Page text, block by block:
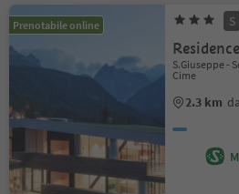
Prenotabile online S
S.Giuseppe -
Cime
2.3 km